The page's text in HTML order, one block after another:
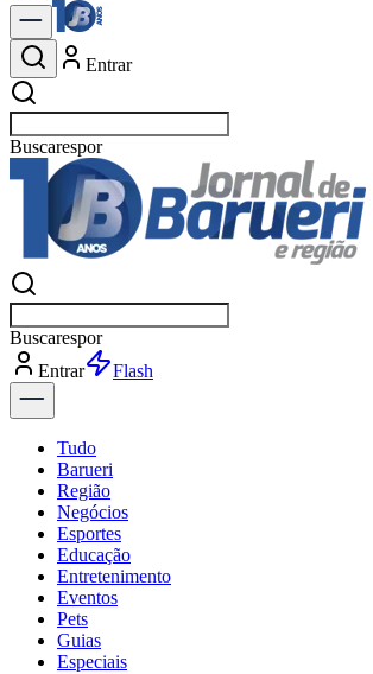
Entrar
Buscaresportes
Buscaresportes
Entrar
Flash
Tudo
Barueri
Região
Negócios
Esportes
Educação
Entretenimento
Eventos
Pets
Guias
Especiais